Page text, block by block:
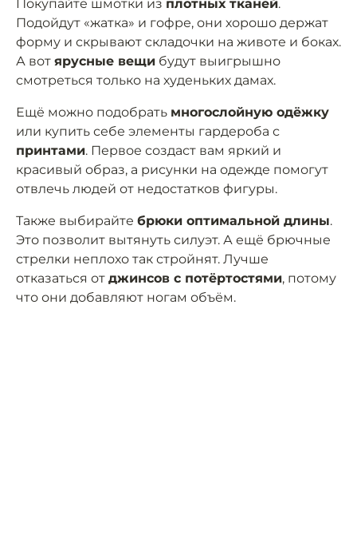
Покупайте шмотки из плотных тканей.
Подойдут «жатка» и гофре, они хорошо держат
форму и скрывают складочки на животе и боках.
А вот ярусные вещи будут выигрышно
смотреться только на худеньких дамах.
Ещё можно подобрать многослойную одёжку
или купить себе элементы гардероба с
принтами. Первое создаст вам яркий и
красивый образ, а рисунки на одежде помогут
отвлечь людей от недостатков фигуры.
Также выбирайте брюки оптимальной длины.
Это позволит вытянуть силуэт. А ещё брючные
стрелки неплохо так стройнят. Лучше
отказаться от джинсов с потёртостями, потому
что они добавляют ногам объём.